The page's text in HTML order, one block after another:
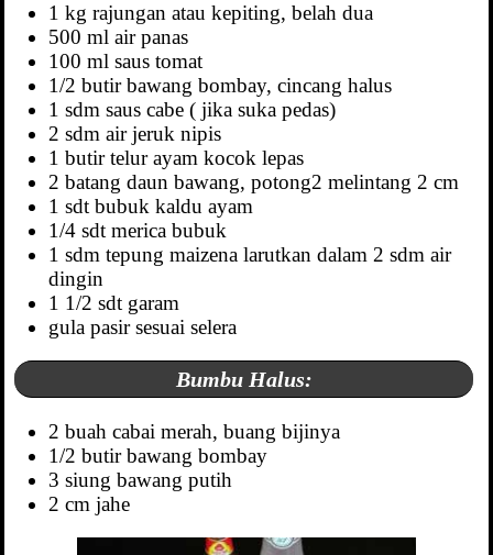
1 kg rajungan atau kepiting, belah dua
500 ml air panas
100 ml saus tomat
1/2 butir bawang bombay, cincang halus
1 sdm saus cabe ( jika suka pedas)
2 sdm air jeruk nipis
1 butir telur ayam kocok lepas
2 batang daun bawang, potong2 melintang 2 cm
1 sdt bubuk kaldu ayam
1/4 sdt merica bubuk
1 sdm tepung maizena larutkan dalam 2 sdm air
dingin
1 1/2 sdt garam
gula pasir sesuai selera
Bumbu Halus:
2 buah cabai merah, buang bijinya
1/2 butir bawang bombay
3 siung bawang putih
2 cm jahe